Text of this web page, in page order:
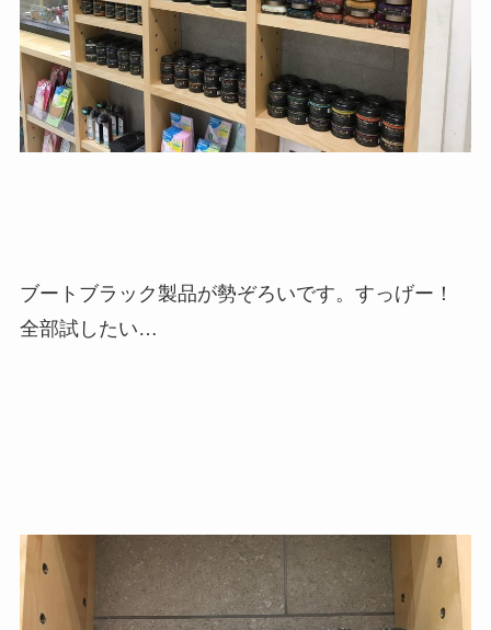
ブートブラック製品が勢ぞろいです。すっげー！
全部試したい…